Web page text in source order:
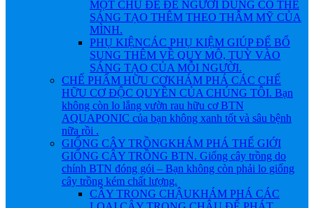
MỘT CHỦ ĐỀ ĐỂ NGƯỜI DÙNG CÓ THỂ
SÁNG TẠO THÊM THEO THẪM MỸ CỦA
MÌNH.
PHỤ KIỆNCÁC PHỤ KIỆM GIÚP ĐỂ BỔ
SUNG THÊM VỀ QUY MÔ, TUỲ VÀO
SÁNG TẠO CỦA MỖI NGƯỜI.
CHẾ PHẨM HỮU CƠKHÁM PHÁ CÁC CHẾ
HỮU CƠ ĐỘC QUYỀN CỦA CHÚNG TÔI. Bạn
không còn lo lắng vườn rau hữu cơ BTN
AQUAPONIC của bạn không xanh tốt và sâu bệnh
nữa rồi .
GIỐNG CÂY TRỒNGKHÁM PHÁ THẾ GIỚI
GIỐNG CÂY TRỒNG BTN. Giống cây trồng do
chính BTN đóng gói – Bạn không còn phải lo giống
cây trồng kém chất lượng.
CÂY TRONG CHẬUKHÁM PHÁ CÁC